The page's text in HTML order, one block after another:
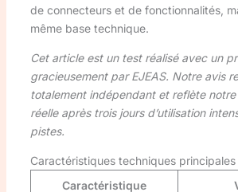
de connecteurs et de fonctionnalités,
même base technique.
Cet article est un test réalisé avec un
gracieusement par EJEAS. Notre avis
totalement indépendant et reflète
réelle après trois jours d’utilisation
pistes.
Caractéristiques techniques principales
Caractéristique